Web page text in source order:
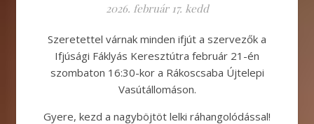
2026. február 17. kedd
Szeretettel várnak minden ifjút a szervezők a
Ifjúsági Fáklyás Keresztútra február 21-én
szombaton 16:30-kor a Rákoscsaba Újtelepi
Vasútállomáson.
Gyere, kezd a nagyböjtöt lelki ráhangolódással!